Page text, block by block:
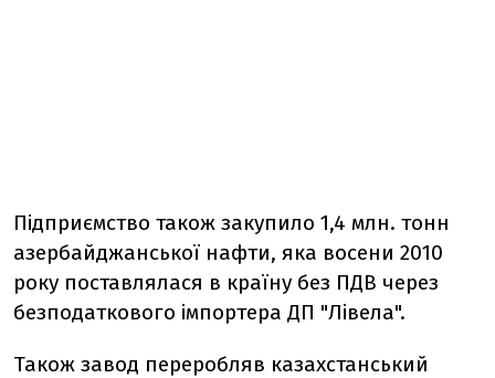
Підприємство також закупило 1,4 млн. тонн
азербайджанської нафти, яка восени 2010
року поставлялася в країну без ПДВ через
безподаткового імпортера ДП "Лівела".
Також завод переробляв казахстанський